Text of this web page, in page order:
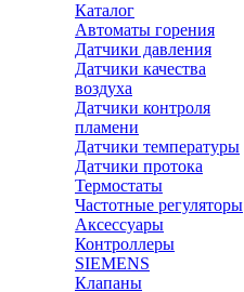
Каталог
Автоматы горения
Датчики давления
Датчики качества
воздуха
Датчики контроля
пламени
Датчики температуры
Датчики протока
Термостаты
Частотные регуляторы
Аксессуары
Контроллеры
SIEMENS
Клапаны